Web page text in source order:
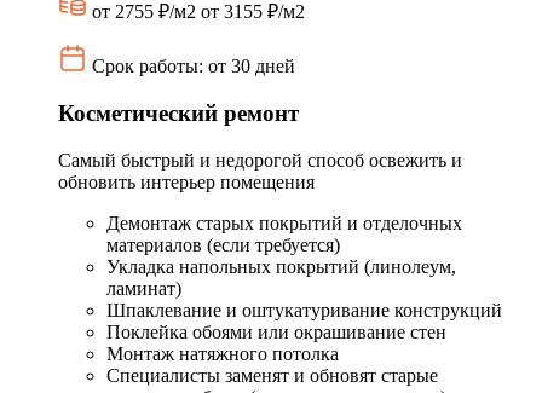
от 2755 ₽/м2 от 3155 ₽/м2
Срок работы: от 30 дней
Косметический ремонт
Самый быстрый и недорогой способ освежить и
обновить интерьер помещения
Демонтаж старых покрытий и отделочных
материалов (если требуется)
Укладка напольных покрытий (линолеум,
ламинат)
Шпаклевание и оштукатуривание конструкций
Поклейка обоями или окрашивание стен
Монтаж натяжного потолка
Специалисты заменят и обновят старые